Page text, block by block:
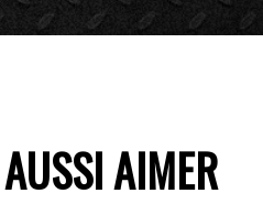
AIMER